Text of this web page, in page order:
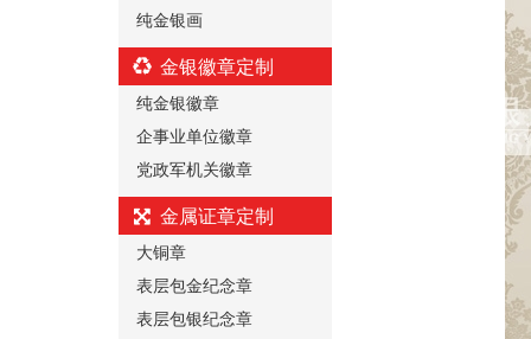
纯金银画
金银徽章定制
纯金银徽章
企事业单位徽章
党政军机关徽章
金属证章定制
大铜章
表层包金纪念章
表层包银纪念章